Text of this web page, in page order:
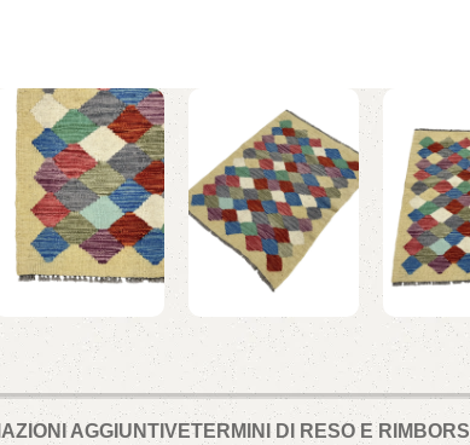
AGGIUNTIVETERMINI DI RESO E